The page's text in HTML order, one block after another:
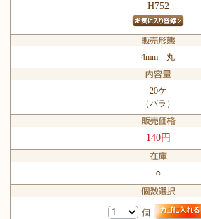
H752
4mm 丸
20ケ
（バラ）
140円
○
個